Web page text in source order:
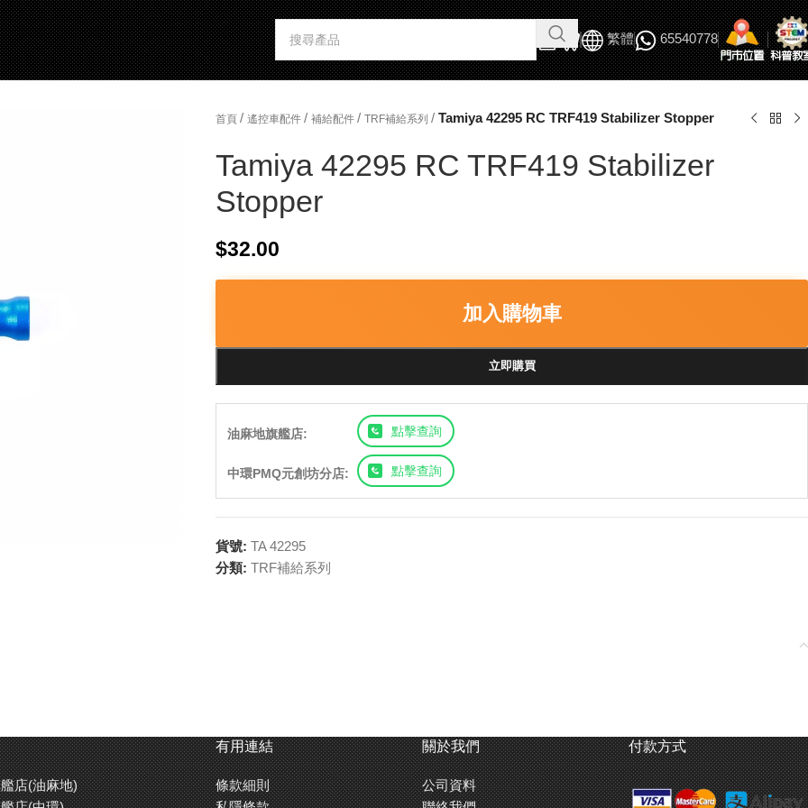
繁體 65540778
首頁 / 遙控車配件 / 補給配件 / TRF補給系列 / Tamiya 42295 RC TRF419 Stabilizer Stopper
Tamiya 42295 RC TRF419 Stabilizer
Stopper
$32.00
加入購物車
立即購買
油麻地旗艦店: 點擊查詢
中環PMQ元創坊分店: 點擊查詢
貨號: TA 42295
分類: TRF補給系列
店(油麻地)
有用連結
條款細則
關於我們
公司資料
付款方式